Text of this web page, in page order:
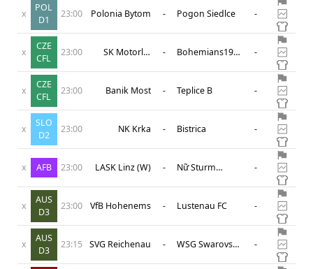
x
POL
D1
23:00 Polonia Bytom - Pogon Siedlce -
x
CZE
CFL
23:00
SK Motorlet
-
Bohemians1905
-
x
CZE
CFL
23:00 Banik Most - Teplice B -
x
SLO
D2
23:00 NK Krka - Bistrica -
x AFB 23:00 LASK Linz (W) -
Nữ Sturm
-
x
AUS
D3
23:00 VfB Hohenems - Lustenau FC -
x
AUS
D3
23:15 SVG Reichenau -
WSG Swarovski
-